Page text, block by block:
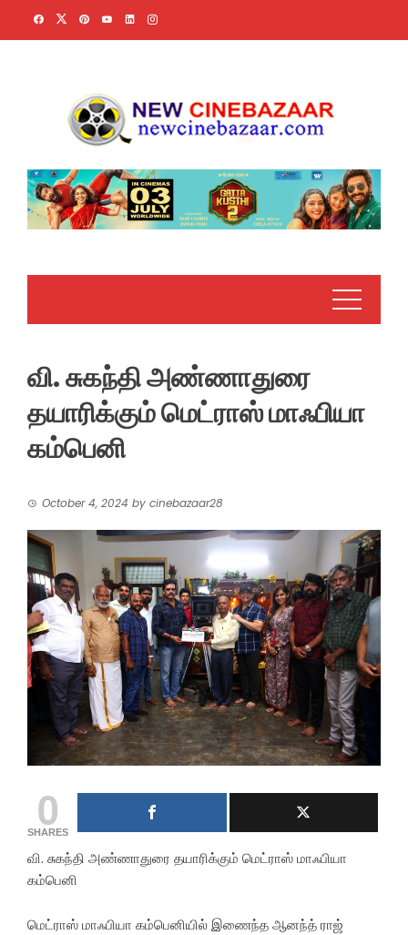
வி. சுகந்தி அண்ணாதுரை
தயாரிக்கும் மெட்ராஸ் மாஃபியா
கம்பெனி
October 4, 2024 by cinebazaar28
0
SHARES
வி. சுகந்தி அண்ணாதுரை தயாரிக்கும் மெட்ராஸ் மாஃபியா
கம்பெனி
மெட்ராஸ் மாஃபியா கம்பெனியில் இணைந்த ஆனந்த் ராஜ்